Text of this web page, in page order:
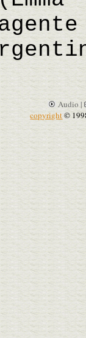
Audio |
copyright©